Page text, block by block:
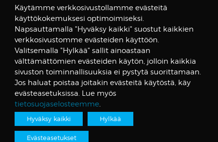
lähettää omia toimittajia jokaiseen maailman
kolkkaan. Alati kasvavan yhteistyöverkon avulla STT:n
on kuitenkin mahdollista olla muilla tavoin läsnä eri
puolilla maailmaa. Verkostoon kuuluvat omien
toimittajien ja avustajien lisäksi muut uutistoimistot.
Uusimmat
Tutkimus: STT on Suomen luotetuin uutismedia
23.06.2026
Entistä sujuvampaa asiointia: STT:n asiakaspalvelun uudet
Käytämme verkkosivustollamme evästeitä
käyttökokemuksesi optimoimiseksi.
Napsauttamalla "Hyväksy kaikki" suostut kaikkien
verkkosivustomme evästeiden käyttöön.
Valitsemalla "Hylkää" sallit ainoastaan
välttämättömien evästeiden käytön, jolloin kaikkia
sivuston toiminnallisuuksia ei pystytä suorittamaan.
Jos haluat poistaa joitakin evästeitä käytöstä, käy
evästeasetuksissa. Lue myös
tietosuojaselosteemme.
Hyväksy kaikki Hylkää
Evästeasetukset